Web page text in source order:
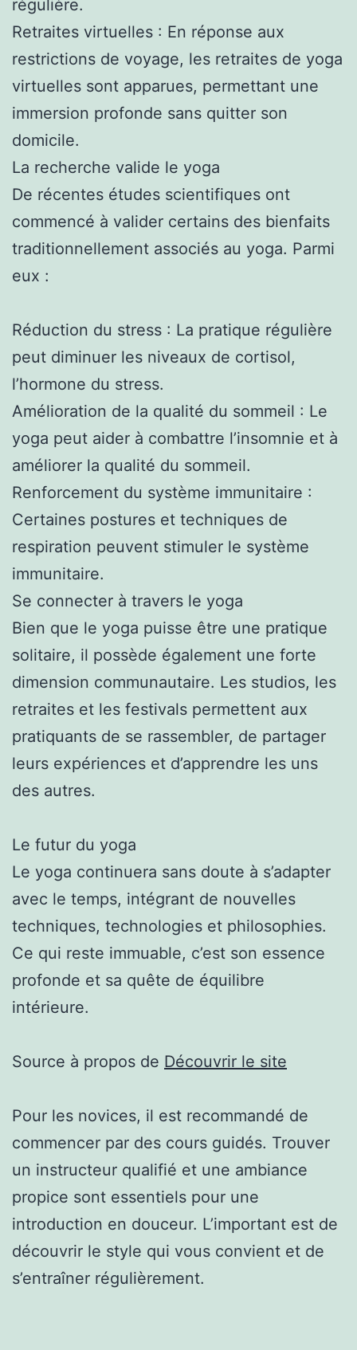
régulière.
Retraites virtuelles : En réponse aux
restrictions de voyage, les retraites de yoga
virtuelles sont apparues, permettant une
immersion profonde sans quitter son
domicile.
La recherche valide le yoga
De récentes études scientifiques ont
commencé à valider certains des bienfaits
traditionnellement associés au yoga. Parmi
eux :
Réduction du stress : La pratique régulière
peut diminuer les niveaux de cortisol,
l’hormone du stress.
Amélioration de la qualité du sommeil : Le
yoga peut aider à combattre l’insomnie et à
améliorer la qualité du sommeil.
Renforcement du système immunitaire :
Certaines postures et techniques de
respiration peuvent stimuler le système
immunitaire.
Se connecter à travers le yoga
Bien que le yoga puisse être une pratique
solitaire, il possède également une forte
dimension communautaire. Les studios, les
retraites et les festivals permettent aux
pratiquants de se rassembler, de partager
leurs expériences et d’apprendre les uns
des autres.
Le futur du yoga
Le yoga continuera sans doute à s’adapter
avec le temps, intégrant de nouvelles
techniques, technologies et philosophies.
Ce qui reste immuable, c’est son essence
profonde et sa quête de équilibre
intérieure.
Source à propos de Découvrir le site
Pour les novices, il est recommandé de
commencer par des cours guidés. Trouver
un instructeur qualifié et une ambiance
propice sont essentiels pour une
introduction en douceur. L’important est de
découvrir le style qui vous convient et de
s’entraîner régulièrement.